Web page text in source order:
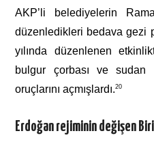
AKP’li belediyelerin
düzenledikleri bedava gezi
yılında düzenlenen
bulgur çorbası ve sudan
oruçlarını açmışlardı.20
Erdoğan rejiminin değişen